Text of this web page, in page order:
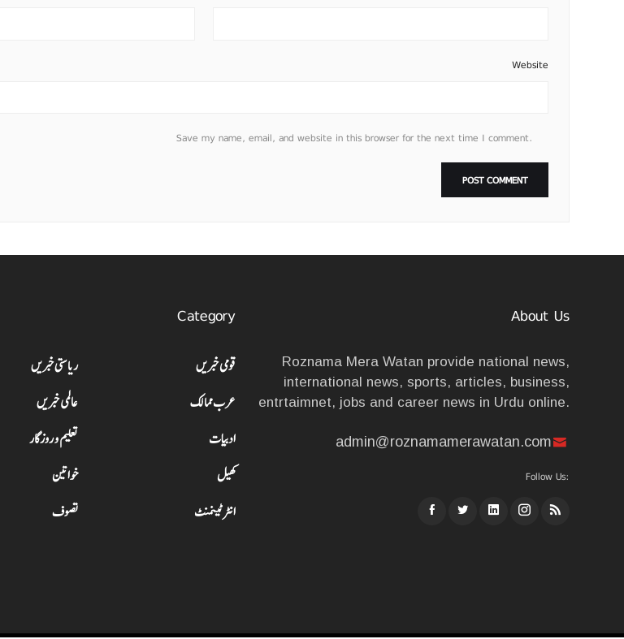
Website
Save my name, email, and website in this browser for the next time I comment.
Category
قومی خبریں
ریاستی خبریں
عرب ممالک
عالمی خبریں
ادبیات
تعلیم و روزگار
کھیل
خواتین
انٹرٹینمنٹ
تصوف
About Us
Roznama Mera Watan provide national news,
international news, sports, articles, business,
entrtaimnet, jobs and career news in Urdu online.
admin@roznamamerawatan.com
Follow Us: